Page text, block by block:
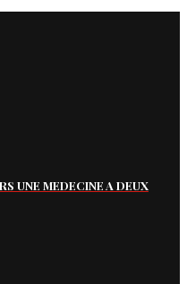
UNE MEDECINE A DEUX